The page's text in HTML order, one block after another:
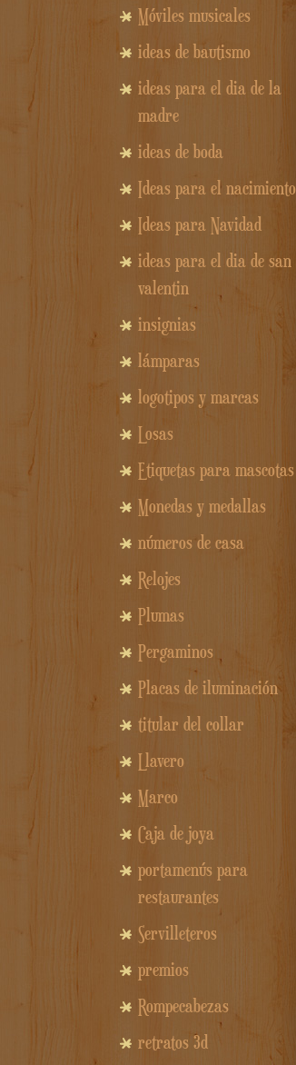
Móviles musicales
ideas de bautismo
ideas para el dia de la
madre
ideas de boda
Ideas para el nacimiento
Ideas para Navidad
ideas para el dia de san
valentin
insignias
lámparas
logotipos y marcas
Losas
Etiquetas para mascotas
Monedas y medallas
números de casa
Relojes
Plumas
Pergaminos
Placas de iluminación
titular del collar
Llavero
Marco
Caja de joya
portamenús para
restaurantes
Servilleteros
premios
Rompecabezas
retratos 3d